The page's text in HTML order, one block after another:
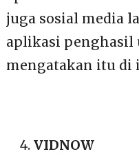
juga sosial media
aplikasi penghasil
mengatakan itu di
VIDNOW